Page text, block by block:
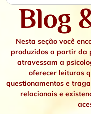
Blog
Nesta seção você
produzidos a partir da
atravessam a
oferecer leituras
questionamentos e
relacionais e